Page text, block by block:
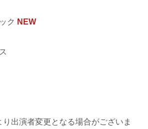
ク NEW
出演者変更となる場合がございま